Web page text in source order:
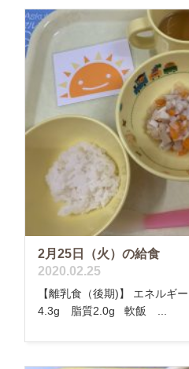
2月25日（火）の給食
2020.02.25
【離乳食（後期)】 エネルギ
4.3g 脂質2.0g 軟飯 ...